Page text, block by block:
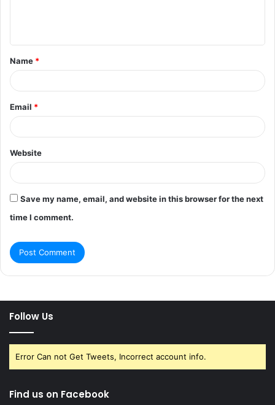
t
*
Name *
Email *
Website
Save my name, email, and website in this browser for the next
time I comment.
Follow Us
Error Can not Get Tweets, Incorrect account info.
Find us on Facebook